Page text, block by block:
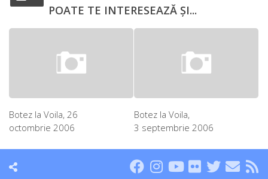
POATE TE INTERESEAZĂ ȘI...
Botez la Voila, 26
octombrie 2006
Botez la Voila,
3 septembrie 2006